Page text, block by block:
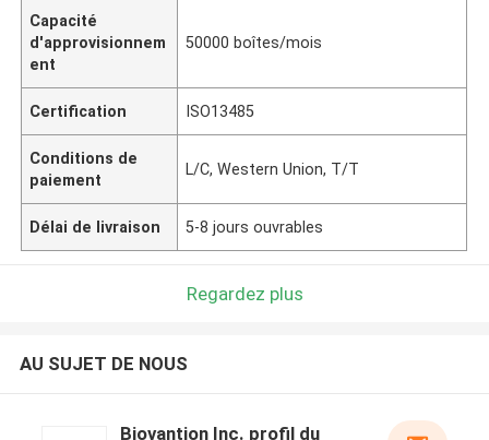
Capacité
d'approvisionnem
ent
50000 boîtes/mois
Certification ISO13485
Conditions de
paiement
L/C, Western Union, T/T
Délai de livraison 5-8 jours ouvrables
Regardez plus
AU SUJET DE NOUS
Biovantion Inc. profil du